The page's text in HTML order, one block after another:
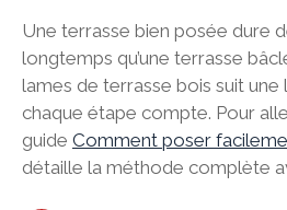
Une terrasse bien posée dure
longtemps qu’une terrasse
lames de terrasse bois suit une
chaque étape compte. Pour
guide Comment poser
détaille la méthode complète